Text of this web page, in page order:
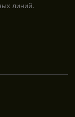
линий.